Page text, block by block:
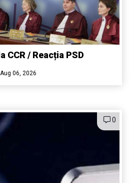
CCR / Reacția PSD
Aug 06, 2026
0